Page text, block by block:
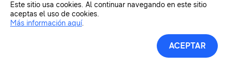
Este sitio usa cookies. Al continuar navegando en este sitio
aceptas el uso de cookies.
Más información aquí.
ACEPTAR